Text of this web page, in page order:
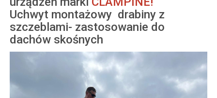
Uchwyt montażowy drabiny z
szczeblami- zastosowanie do
dachów skośnych